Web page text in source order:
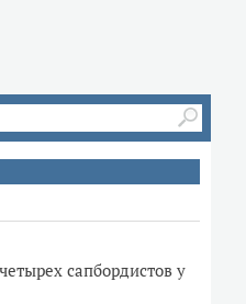
сапбордистов у